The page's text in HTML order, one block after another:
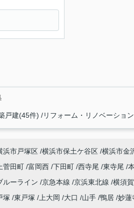
戸建(45件) リフォーム・リノベーショ
浜市戸塚区 横浜市保土ケ谷区 横浜市金
上菅田町 富岡西 下田町 西寺尾 東寺尾
ルーライン 京急本線 京浜東北線 横須
塚 東戸塚 上大岡 大口 山手 鴨居 妙蓮